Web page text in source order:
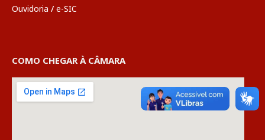
Ouvidoria / e-SIC
COMO CHEGAR À CÂMARA